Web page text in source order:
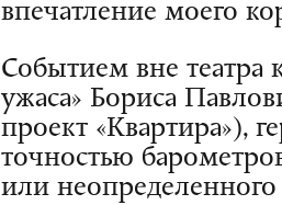
впечатление моего
Событием вне театра
ужаса» Бориса
проект «Квартира»),
точностью
или